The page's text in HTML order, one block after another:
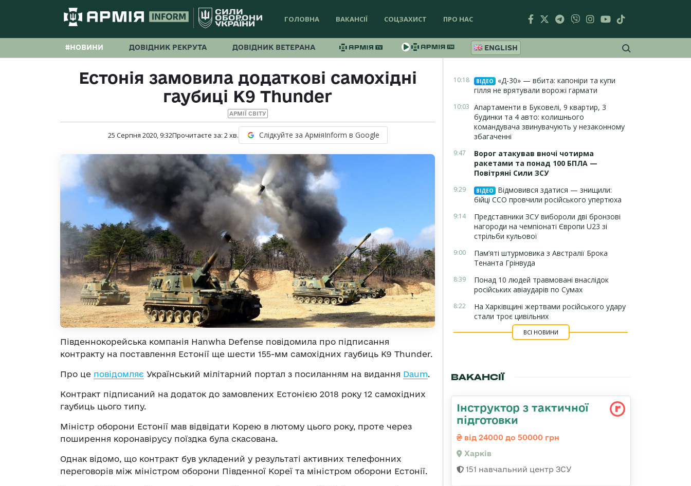
ГОЛОВНА ВАКАНСІЇ СОЦЗАХИСТ ПРО НАС
#НОВИНИ ДОВІДНИК РЕКРУТА ДОВІДНИК ВЕТЕРАНА ENGLISH
Естонія замовила додаткові самохідні
гаубиці К9 Thunder
АРМІЇ СВІТУ
25 Серпня 2020, 9:32Прочитаєте за: 2хв. Слідкуйте за АрміяInform в Google
Південнокорейська компанія Hanwha Defense повідомила про підписання
контракту на поставлення Естонії ще шести 155-мм самохідних гаубиць К9 Thunder.
Про це повідомляє Український мілітарний портал з посиланням на видання Daum.
Контракт підписаний на додаток до замовлених Естонією 2018 року 12 самохідних
гаубиць цього типу.
Міністр оборони Естонії мав відвідати Корею в лютому цього року, проте через
поширення коронавірусу поїздка була скасована.
Однак відомо, що контракт був укладений у результаті активних телефонних
переговорів між міністром оборони Південної Кореї та міністром оборони Естонії.
10:18 ВІДЕО
«Д-30» — вбита: капоніри та купи
гілля не врятували ворожі гармати
10:03 Апартаменти в Буковелі, 9 квартир, 3
будинки та 4 авто: колишнього
командувача звинувачують у незаконному
збагаченні
9:47
Ворог атакував вночі чотирма
ракетами та понад 100 БПЛА —
Повітряні Сили ЗСУ
9:29 ВІДЕО
Відмовився здатися — знищили:
бійці ССО провчили російського упертюха
9:14
Представники ЗСУ вибороли дві бронзові
нагороди на чемпіонаті Європи U23 зі
стрільби кульової
9:00
Пам’яті штурмовика з Австралії Брока
Тенанта Грінвуда
8:39
Понад 10 людей травмовані внаслідок
російських авіаударів по Сумах
8:22
На Харківщині жертвами російського удару
стали троє цивільних
ВСІ НОВИНИ
ВАКАНСІЇ
Інструктор з тактичної
підготовки
від 24000 до 50000 грн
Харків
151 навчальний центр ЗСУ